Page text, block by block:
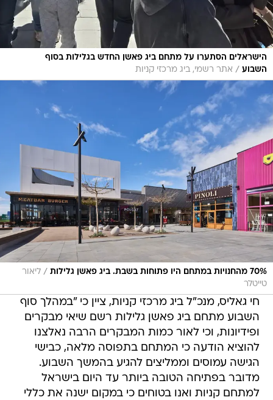
הישראלים הסתערו על מתחם ביג פאשן החדש בגלילות בסוף
השבוע / אתר רשמי, ביג מרכזי קניות
70% מהחנויות במתחם היו פתוחות בשבת. ביג פאשן גלילות / ליאור
טייטלר
חי גאליס, מנכ"ל ביג מרכזי קניות, ציין כי "במהלך סוף
השבוע מתחם ביג פאשן גלילות רשם שיאי מבקרים
ופידיונות, וכי לאור כמות המבקרים הרבה נאלצנו
להוציא הודעה כי המתחם בתפוסה מלאה, כבישי
הגישה עמוסים וממליצים להגיע בהמשך השבוע.
מדובר בפתיחה הטובה ביותר עד היום בישראל
למתחם קניות ואנו בטוחים כי במקום ישנה את כללי